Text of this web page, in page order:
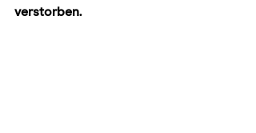
verstorben.